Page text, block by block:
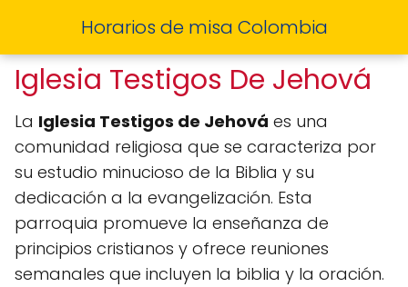
Horarios de misa Colombia
Iglesia Testigos De Jehová
La Iglesia Testigos de Jehová es una
comunidad religiosa que se caracteriza por
su estudio minucioso de la Biblia y su
dedicación a la evangelización. Esta
parroquia promueve la enseñanza de
principios cristianos y ofrece reuniones
semanales que incluyen la biblia y la oración.